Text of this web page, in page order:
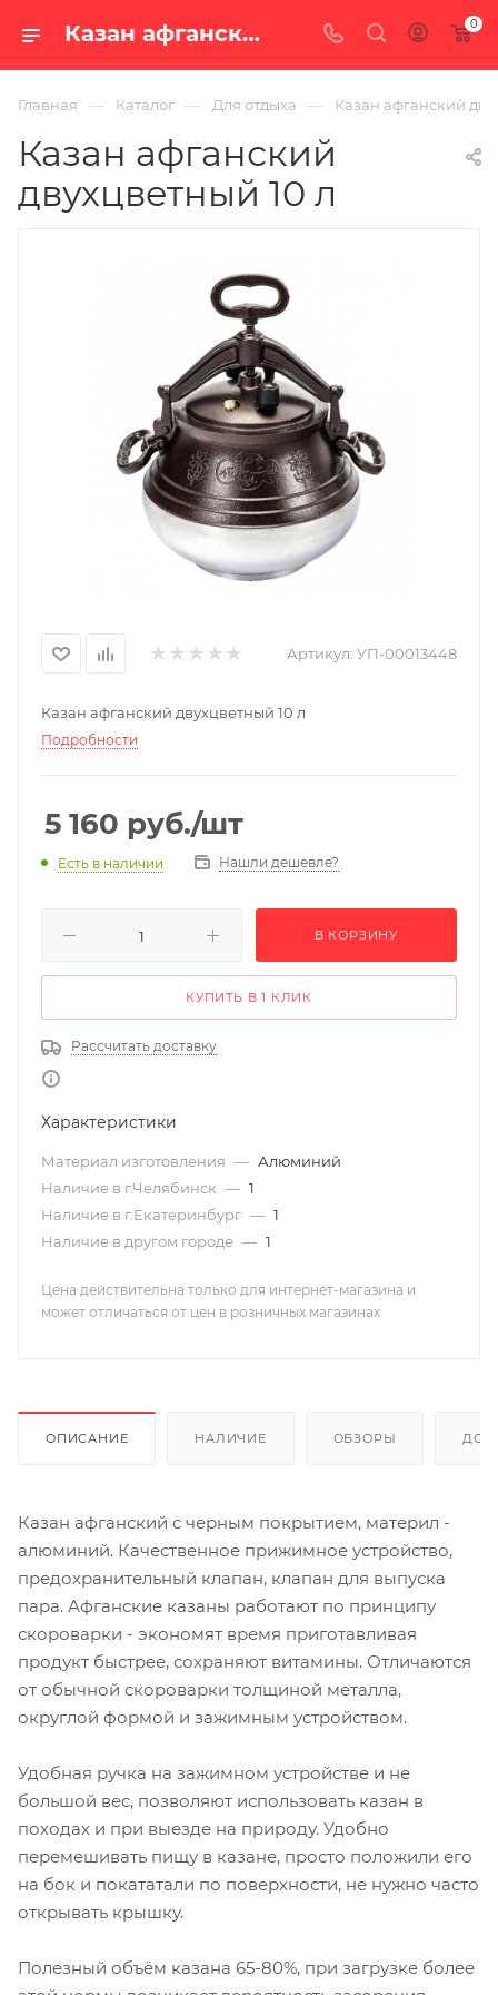
Казан афганский двухцветный 10 л — цена в Екатеринбурге, купить в интернет-магазине «100 печей.ру» 0
Главная — Каталог — Для отдыха — Казан афганский
Казан афганский
двухцветный 10 л
Артикул: УП-00013448
Казан афганский двухцветный 10 л
Подробности
5 160 руб./шт
Есть в наличии Нашли дешевле?
В КОРЗИНУ
КУПИТЬ В 1 КЛИК
Рассчитать доставку
Характеристики
Материал изготовления — Алюминий
Наличие в г.Челябинск — 1
Наличие в г.Екатеринбург — 1
Наличие в другом городе — 1
Цена действительна только для интернет-магазина и
может отличаться от цен в розничных магазинах
ОПИСАНИЕ НАЛИЧИЕ ОБЗОРЫ
Казан афганский с черным покрытием, материл -
алюминий. Качественное прижимное устройство,
предохранительный клапан, клапан для выпуска
пара. Афганские казаны работают по принципу
скороварки - экономят время приготавливая
продукт быстрее, сохраняют витамины. Отличаются
от обычной скороварки толщиной металла,
округлой формой и зажимным устройством.
Удобная ручка на зажимном устройстве и не
большой вес, позволяют использовать казан в
походах и при выезде на природу. Удобно
перемешивать пищу в казане, просто положили его
на бок и покататали по поверхности, не нужно часто
открывать крышку.
Полезный объём казана 65-80%, при загрузке более